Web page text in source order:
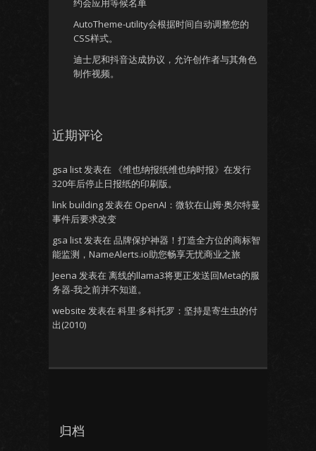
约会应用等候名单
AutoTheme-utility会根据时间自动调整您的
CSS样式。
迪士尼和抖音达成协议，允许创作者与其角色
制作视频。
近期评论
gsa list发表在
《维也纳报纸维也纳时报》在发行
320年后停止日报纸的印刷版。
link building发表在 OpenAI：微软在山姆·奥尔特曼
事件后要求改变
gsa list发表在 品牌保护神器！打造全方位的商标智
能监测，NameAlerts.io助您畅享无忧商业之旅
Jeena 发表在 离线的llama3将更正发送回Meta的服
务器-我之前并不知道。
website 发表在 科里·多科托罗：坚持是寄生虫的付
出(2010)
归档